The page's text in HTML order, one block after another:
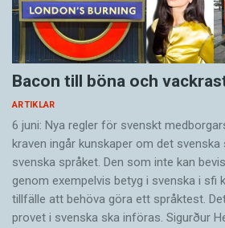
Bacon till böna och
ARTIKLAR
6 juni: Nya regler för svenskt
kraven ingår kunskaper om det
svenska språket. Den som inte kan
genom exempelvis betyg i svenska i sfi
tillfälle att behöva göra ett språktest.
provet i svenska ska införas. Sigurður